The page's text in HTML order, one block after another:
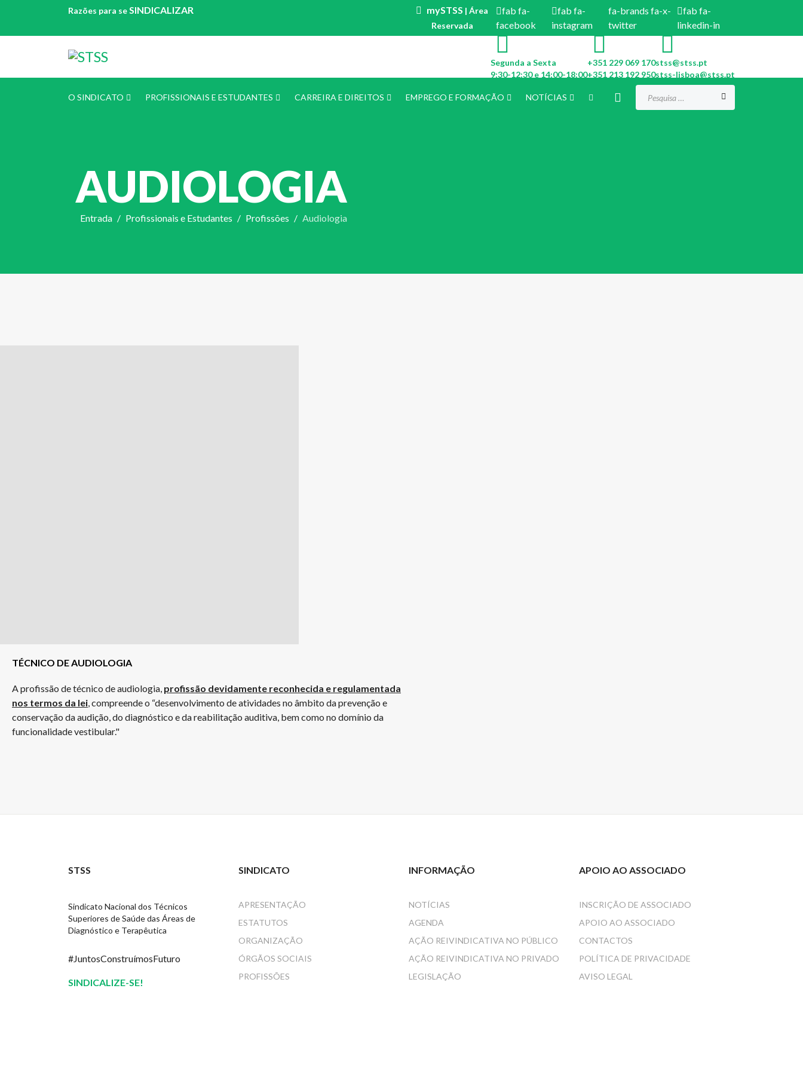
Razões para seSINDICALIZAR mySTSS | Área
Reservada
fab fa-
facebook
fab fa-
instagram
fa-brands fa-x-
twitter
fab fa-
linkedin-in
Segunda a Sexta
9:30-12:30 e 14:00-18:00
+351 229 069 170
+351 213 192 950
stss@stss.pt
stss-lisboa@stss.pt
O SINDICATO PROFISSIONAIS E ESTUDANTES CARREIRA E DIREITOS EMPREGO E FORMAÇÃO NOTÍCIAS
AUDIOLOGIA
Entrada Profissionais e Estudantes Profissões Audiologia
TÉCNICO DE AUDIOLOGIA
A profissão de técnico de audiologia, profissão devidamente reconhecida e regulamentada
nos termos da lei, compreende o “desenvolvimento de atividades no âmbito da prevenção e
conservação da audição, do diagnóstico e da reabilitação auditiva, bem como no domínio da
funcionalidade vestibular."
STSS
Sindicato Nacional dos Técnicos
Superiores de Saúde das Áreas de
Diagnóstico e Terapêutica
#JuntosConstruímosFuturo
SINDICALIZE-SE!
SINDICATO
APRESENTAÇÃO
ESTATUTOS
ORGANIZAÇÃO
ÓRGÃOS SOCIAIS
PROFISSÕES
INFORMAÇÃO
NOTÍCIAS
AGENDA
AÇÃO REIVINDICATIVA NO PÚBLICO
AÇÃO REIVINDICATIVA NO PRIVADO
LEGISLAÇÃO
APOIO AO ASSOCIADO
INSCRIÇÃO DE ASSOCIADO
APOIO AO ASSOCIADO
CONTACTOS
POLÍTICA DE PRIVACIDADE
AVISO LEGAL